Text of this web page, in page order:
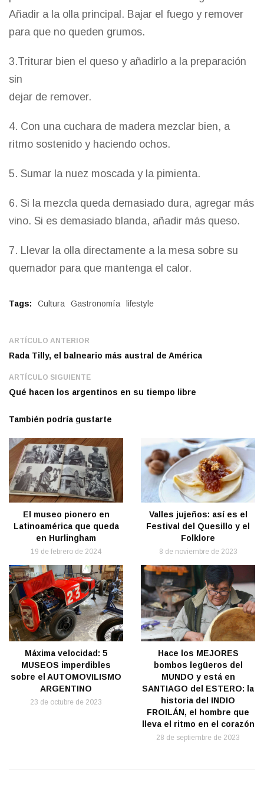
Añadir a la olla principal. Bajar el fuego y remover
para que no queden grumos.
3.Triturar bien el queso y añadirlo a la preparación
sin
dejar de remover.
4. Con una cuchara de madera mezclar bien, a
ritmo sostenido y haciendo ochos.
5. Sumar la nuez moscada y la pimienta.
6. Si la mezcla queda demasiado dura, agregar más
vino. Si es demasiado blanda, añadir más queso.
7. Llevar la olla directamente a la mesa sobre su
quemador para que mantenga el calor.
Tags: Cultura Gastronomía lifestyle
ARTÍCULO ANTERIOR
Rada Tilly, el balneario más austral de América
ARTÍCULO SIGUIENTE
Qué hacen los argentinos en su tiempo libre
También podría gustarte
El museo pionero en
Latinoamérica que queda
en Hurlingham
19 de febrero de 2024
Valles jujeños: así es el
Festival del Quesillo y el
Folklore
8 de noviembre de 2023
Máxima velocidad: 5
MUSEOS imperdibles
sobre el AUTOMOVILISMO
ARGENTINO
23 de octubre de 2023
Hace los MEJORES
bombos legüeros del
MUNDO y está en
SANTIAGO del ESTERO: la
historia del INDIO
FROILÁN, el hombre que
lleva el ritmo en el corazón
28 de septiembre de 2023